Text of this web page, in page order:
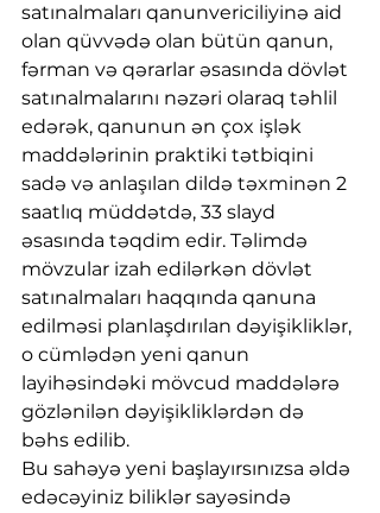
satınalmaları qanunvericiliyinə aid
olan qüvvədə olan bütün qanun,
fərman və qərarlar əsasında dövlət
satınalmalarını nəzəri olaraq təhlil
edərək, qanunun ən çox işlək
maddələrinin praktiki tətbiqini
sadə və anlaşılan dildə təxminən 2
saatlıq müddətdə, 33 slayd
əsasında təqdim edir. Təlimdə
mövzular izah edilərkən dövlət
satınalmaları haqqında qanuna
edilməsi planlaşdırılan dəyişikliklər,
o cümlədən yeni qanun
layihəsindəki mövcud maddələrə
gözlənilən dəyişikliklərdən də
bəhs edilib.
Bu sahəyə yeni başlayırsınızsa əldə
edəcəyiniz biliklər sayəsində